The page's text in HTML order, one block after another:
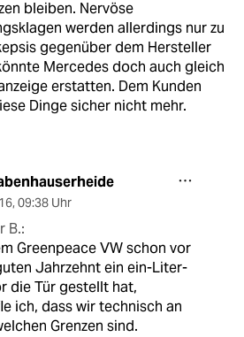
bleiben. Nervöse
werden allerdings nur zu
gegenüber dem Hersteller
Mercedes doch auch gleich
erstatten. Dem Kunden
Dinge sicher nicht mehr.
, 09:38 Uhr
B.:
Greenpeace VW schon vor
Jahrzehnt ein ein-Liter-
die Tür gestellt hat,
ich, dass wir technisch an
Grenzen sind.